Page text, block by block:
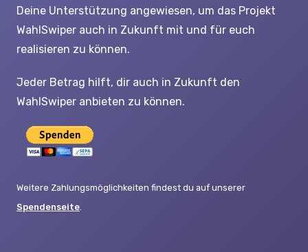
Deine Unterstützung angewiesen, um das Projekt
WahlSwiper auch in Zukunft mit und für euch
realisieren zu können.
Jeder Betrag hilft, dir auch in Zukunft den
WahlSwiper anbieten zu können.
Weitere Zahlungsmöglichkeiten findest du auf unserer
Spendenseite.